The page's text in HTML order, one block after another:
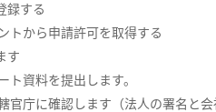
録する
トから申請許可を取得する
す
ト資料を提出します。
官庁に確認します（法人の署名と